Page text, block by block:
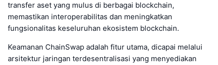
transfer aset yang mulus di berbagai blockchain,
memastikan interoperabilitas dan meningkatkan
fungsionalitas keseluruhan ekosistem blockchain.
Keamanan ChainSwap adalah fitur utama, dicapai melalui
arsitektur jaringan terdesentralisasi yang menyediakan